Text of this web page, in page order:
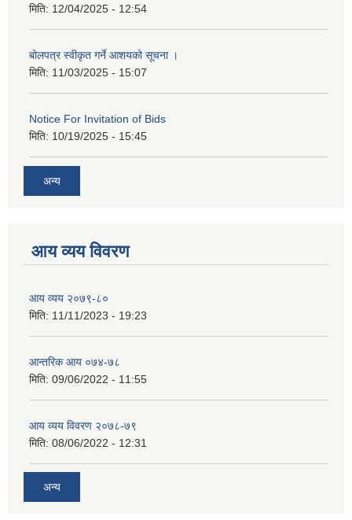
मिति: 12/04/2025 - 12:54
बोलपत्र स्वीकृत गर्ने आशयको सूचना ।
मिति: 11/03/2025 - 15:07
Notice For Invitation of Bids
मिति: 10/19/2025 - 15:45
अन्य
आय व्यय विवरण
आय व्यय २०७९-८०
मिति: 11/11/2023 - 19:23
आन्तरिक आय ०७४-७८
मिति: 09/06/2022 - 11:55
आय व्यय विवरण २०७८-७९
मिति: 08/06/2022 - 12:31
अन्य